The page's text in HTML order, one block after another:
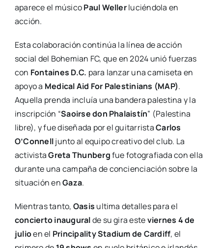
aparece el músicoPaul Wellerluciéndola en
acción.
Esta colaboración continúa la línea de acción
social del Bohemian FC, que en 2024 unió fuerzas
con Fontaines D.C. para lanzar una camiseta en
apoyo a Medical Aid For Palestinians (MAP).
Aquella prenda incluía una bandera palestina y la
inscripción “Saoirse don Phalaistín” (Palestina
libre), y fue diseñada por el guitarristaCarlos
O’Connelljunto al equipo creativo del club. La
activistaGreta Thunbergfue fotografiada con ella
durante una campaña de concienciación sobre la
situación enGaza.
Mientras tanto, Oasis ultima detalles para el
concierto inauguralde su gira esteviernes 4 de
julioen el Principality Stadium de Cardiff, el